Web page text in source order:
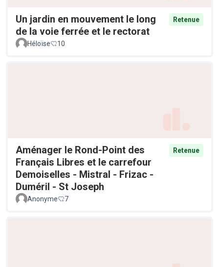
Un jardin en mouvement le long
de la voie ferrée et le rectorat
Retenue
Héloïse 10
Aménager le Rond-Point des
Français Libres et le carrefour
Demoiselles - Mistral - Frizac -
Duméril - St Joseph
Retenue
Anonyme 7